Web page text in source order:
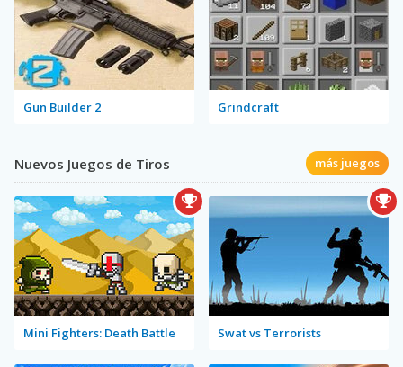
Gun Builder 2 Grindcraft
Nuevos Juegos de Tiros más juegos
Mini Fighters: Death Battle Swat vs Terrorists